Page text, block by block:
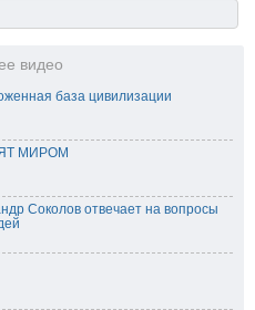
видео
база цивилизации
МИРОМ
Соколов отвечает на вопросы